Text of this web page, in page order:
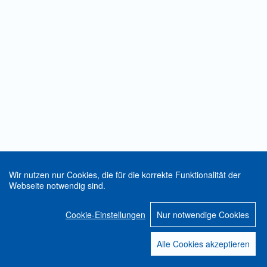
Wir nutzen nur Cookies, die für die korrekte Funktionalität der
Webseite notwendig sind.
Cookie-Einstellungen Nur notwendige Cookies
Alle Cookies akzeptieren